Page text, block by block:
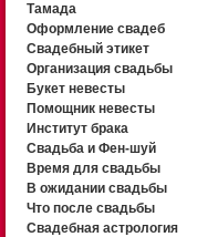
Тамада
Оформление свадеб
Свадебный этикет
Организация свадьбы
Букет невесты
Помощник невесты
Институт брака
Свадьба и Фен-шуй
Время для свадьбы
В ожидании свадьбы
Что после свадьбы
Свадебная астрология